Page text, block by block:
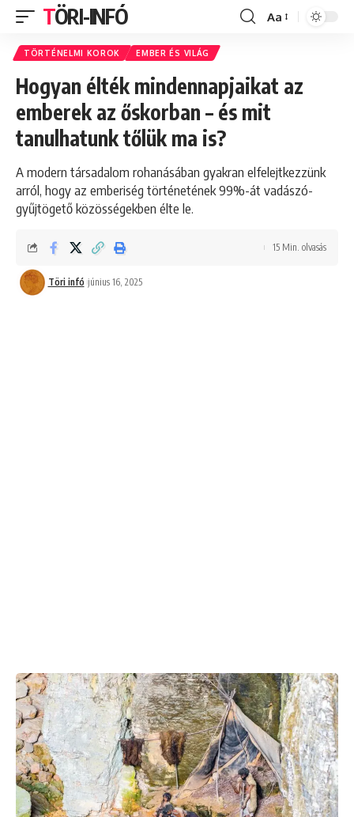
TÖRI-INFÓ
Font
Aa
TÖRTÉNELMI KOROK EMBER ÉS VILÁG
Hogyan élték mindennapjaikat az
emberek az őskorban – és mit
tanulhatunk tőlük ma is?
A modern társadalom rohanásában gyakran elfelejtkezzünk
arról, hogy az emberiség történetének 99%-át vadászó-
gyűjtögető közösségekben élte le.
Töri infó június 16, 2025
15 Min. olvasás